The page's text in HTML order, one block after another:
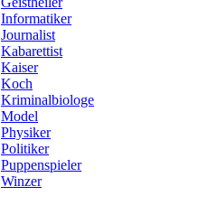
Informatiker
Journalist
Kabarettist
Kaiser
Koch
Kriminalbiologe
Model
Physiker
Politiker
Puppenspieler
Winzer